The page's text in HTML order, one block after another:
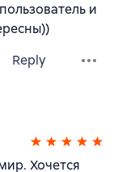
и
Reply
Хочется